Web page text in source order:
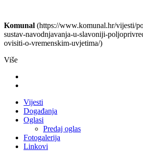
Komunal (https://www.komunal.hr/vijesti/
sustav-navodnjavanja-u-slavoniji-
ovisiti-o-vremenskim-uvjetima/)
Više
Vijesti
Događanja
Oglasi
Predaj oglas
Fotogalerija
Linkovi